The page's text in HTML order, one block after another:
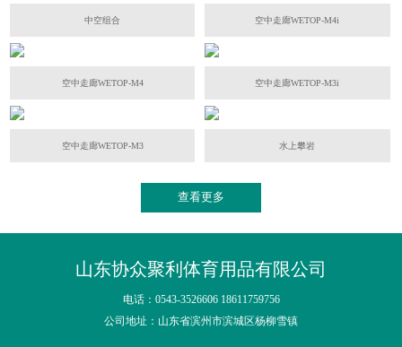
中空组合 空中走廊WETOP-M4i
空中走廊WETOP-M4 空中走廊WETOP-M3i
空中走廊WETOP-M3 水上攀岩
查看更多
山东协众聚利体育用品有限公司
电话：0543-3526606 18611759756
公司地址：山东省滨州市滨城区杨柳雪镇